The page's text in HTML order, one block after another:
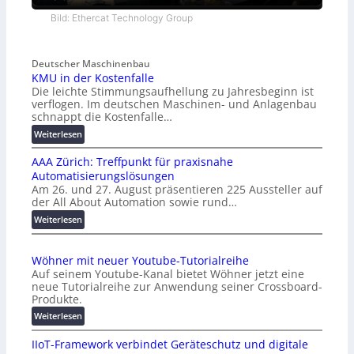
Bild: Ethercat Technology Group
Deutscher Maschinenbau
KMU in der Kostenfalle
Die leichte Stimmungsaufhellung zu Jahresbeginn ist
verflogen. Im deutschen Maschinen- und Anlagenbau
schnappt die Kostenfalle…
Weiterlesen:
K
M
U
i
n
d
e
K
o
s
e
n
f
AAA Zürich: Treffpunkt für praxisnahe
Automatisierungslösungen
Am 26. und 27. August präsentieren 225 Aussteller auf
der All About Automation sowie rund…
Weiterlesen:
A
A
Z
ü
r
i
c
h
Wöhner mit neuer Youtube-Tutorialreihe
Auf seinem Youtube-Kanal bietet Wöhner jetzt eine
neue Tutorialreihe zur Anwendung seiner Crossboard-
Produkte.
Weiterlesen:
W
ö
IIoT-Framework verbindet Geräteschutz und digitale